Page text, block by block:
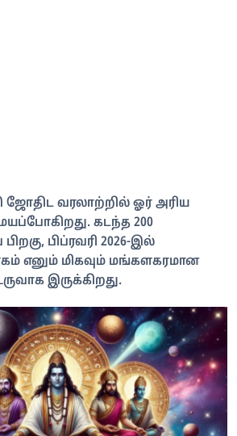
வரலாற்றில் ஓர் அரிய
கடந்த 200
பிப்ரவரி 2026-இல்
எனும் மிகவும் மங்களகரமான
இருக்கிறது.